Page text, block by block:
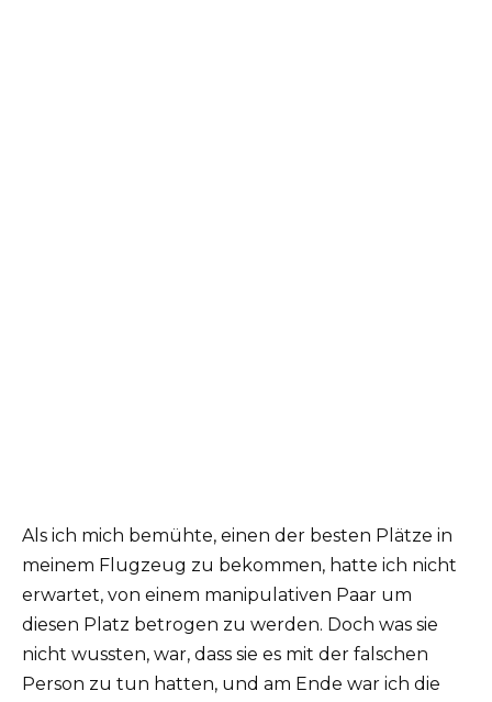
Als ich mich bemühte, einen der besten Plätze in
meinem Flugzeug zu bekommen, hatte ich nicht
erwartet, von einem manipulativen Paar um
diesen Platz betrogen zu werden. Doch was sie
nicht wussten, war, dass sie es mit der falschen
Person zu tun hatten, und am Ende war ich die